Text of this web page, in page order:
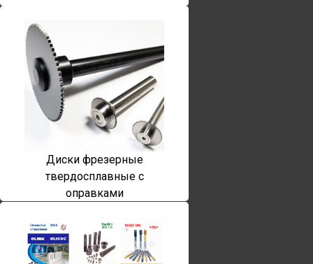
Диски фрезерные
твердосплавные с
оправками